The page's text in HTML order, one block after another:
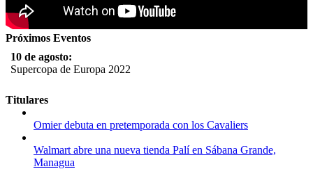
Próximos Eventos
10 de agosto:
Supercopa de Europa 2022
11 al 21 de agosto:
Campeonato Europeo de Natación 2022
12 de agosto:
Empieza La Liga 2022-2023
Titulares
Omier debuta en pretemporada con los Cavaliers
Walmart abre una nueva tienda Palí en Sábana Grande,
Managua